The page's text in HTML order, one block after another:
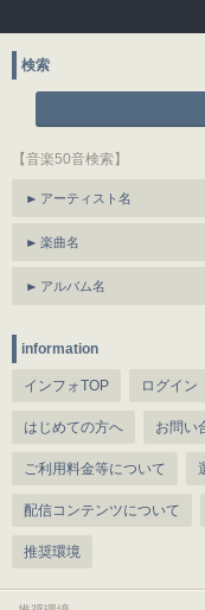
検索
【音楽50音検索】
アーティスト名
楽曲名
アルバム名
information
インフォTOP ログイン
はじめての方へ お問い
ご利用料金等について
配信コンテンツについて
推奨環境